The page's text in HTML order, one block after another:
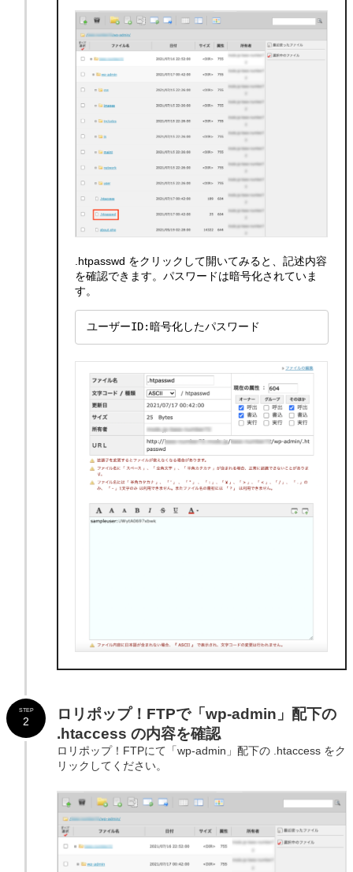
.htpasswd をクリックして開いてみると、記述内容
を確認できます。パスワードは暗号化されていま
す。
ユーザーID:暗号化したパスワード
ロリポップ！FTPで「 wp-admin」配下の
.htaccess の内容を確認
ロリポップ！FTPにて「wp-admin」配下の .htaccess をク
リックしてください。
STEP
2